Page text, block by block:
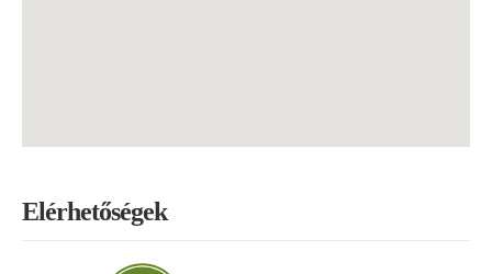
Elérhetőségek